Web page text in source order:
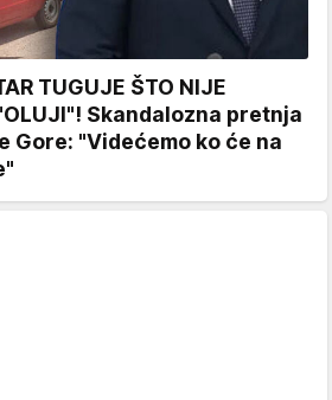
TUGUJE ŠTO NIJE
Skandalozna pretnja
Gore: "Videćemo ko će na